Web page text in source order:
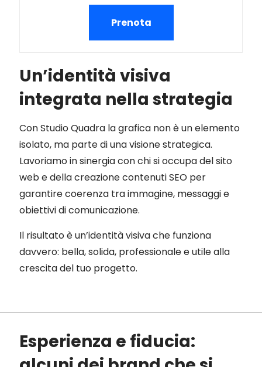
Un’identità visiva
integrata nella strategia
Con Studio Quadra la grafica non è un elemento
isolato, ma parte di una visione strategica.
Lavoriamo in sinergia con chi si occupa del sito
web e della creazione contenuti SEO per
garantire coerenza tra immagine, messaggi e
obiettivi di comunicazione.
Il risultato è un’identità visiva che funziona
davvero: bella, solida, professionale e utile alla
crescita del tuo progetto.
Prenota
Esperienza e fiducia: